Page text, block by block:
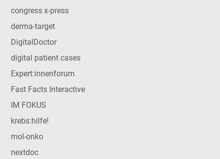
congress x-press
derma-target
DigitalDoctor
digital patient cases
Expert:innenforum
Fast Facts Interactive
IM FOKUS
krebs:hilfe!
mol-onko
nextdoc